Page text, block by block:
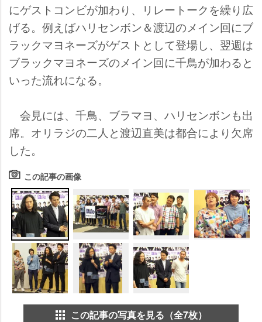
にゲストコンビが加わり、リレートークを繰り広
げる。例えばハリセンボン＆渡辺のメイン回にブ
ラックマヨネーズがゲストとして登場し、翌週は
ブラックマヨネーズのメイン回に千鳥が加わると
いった流れになる。
会見には、千鳥、ブラマヨ、ハリセンボンも出
席。オリラジの二人と渡辺直美は都合により欠席
した。
この記事の画像
この記事の写真を見る（全7枚）